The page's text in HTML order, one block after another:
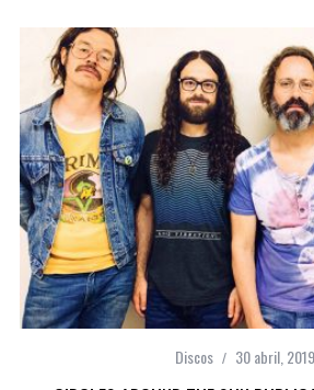
Discos 30 abril, 2019